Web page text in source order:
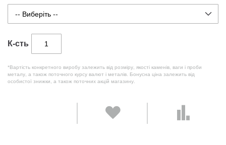
К-сть
*Вартість конкретного виробу залежить від розміру, якості каменів, ваги і проби
металу, а також поточного курсу валют і металів. Бонусна ціна залежить від
особистої знижки, а також поточних акцій магазину.